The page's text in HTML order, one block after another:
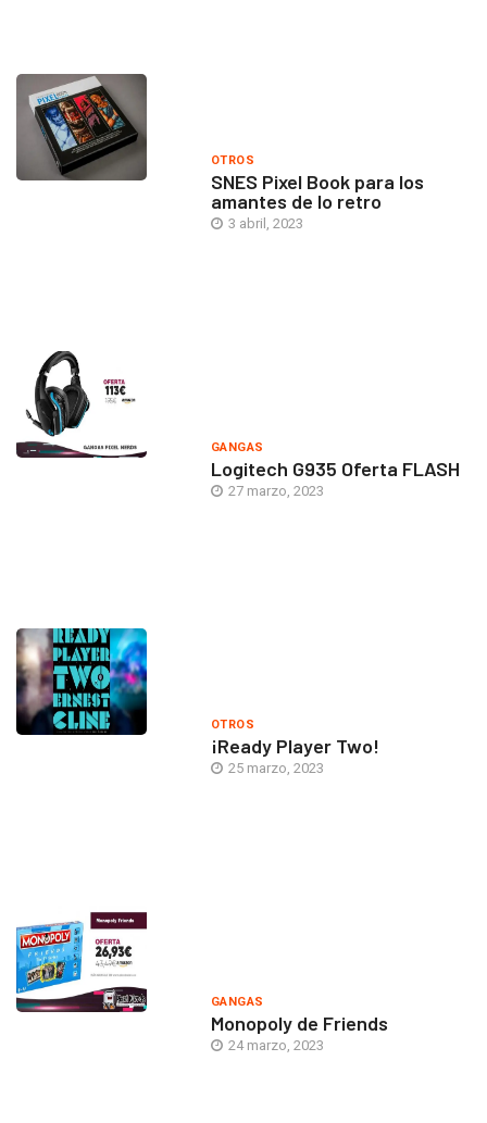
OTROS
SNES Pixel Book para los
amantes de lo retro
3 abril, 2023
GANGAS
Logitech G935 Oferta FLASH
27 marzo, 2023
OTROS
¡Ready Player Two!
25 marzo, 2023
GANGAS
Monopoly de Friends
24 marzo, 2023